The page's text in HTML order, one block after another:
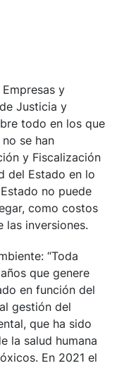
y
Justicia y
todo en los que
se han
y Fiscalización
del Estado en lo
no puede
como costos
las inversiones.
“Toda
que genere
en función del
gestión del
que ha sido
la salud humana
En 2021 el